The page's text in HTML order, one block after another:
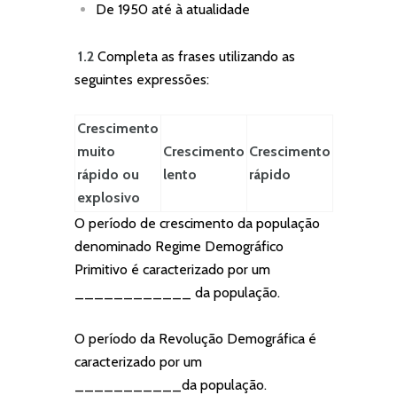
De 1950 até à atualidade
1.2 Completa as frases utilizando as
seguintes expressões:
Crescimento
muito
rápido ou
explosivo
Crescimento
lento
Crescimento
rápido
O período de crescimento da população
denominado Regime Demográfico
Primitivo é caracterizado por um
____________ da população.
O período da Revolução Demográfica é
caracterizado por um
___________da população.